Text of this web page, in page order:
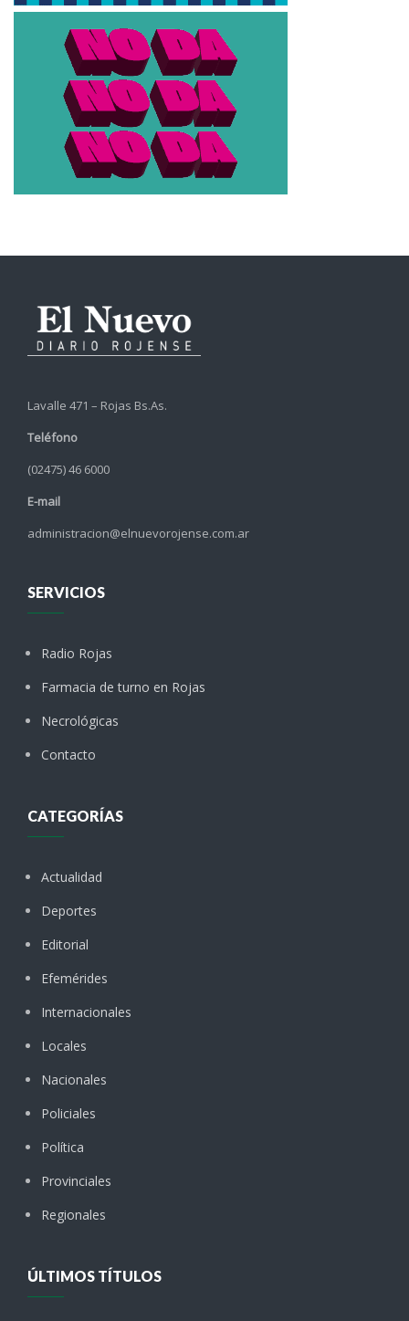
Lavalle 471 – Rojas Bs.As.
Teléfono
(02475) 46 6000
E-mail
administracion@elnuevorojense.com.ar
SERVICIOS
Radio Rojas
Farmacia de turno en Rojas
Necrológicas
Contacto
CATEGORÍAS
Actualidad
Deportes
Editorial
Efemérides
Internacionales
Locales
Nacionales
Policiales
Política
Provinciales
Regionales
ÚLTIMOS TÍTULOS